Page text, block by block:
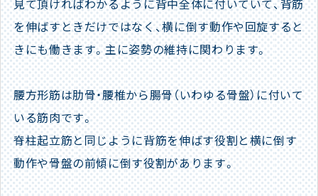
見て頂ければわかるように背中全体に付いていて、背筋
を伸ばすときだけではなく、横に倒す動作や回旋すると
きにも働きます。主に姿勢の維持に関わります。
腰方形筋は肋骨・腰椎から腸骨（いわゆる骨盤）に付いて
いる筋肉です。
脊柱起立筋と同じように背筋を伸ばす役割と横に倒す
動作や骨盤の前傾に倒す役割があります。